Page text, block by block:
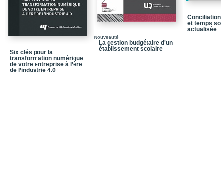
Clé 1 / La personne
Chapitre 1 /
Chapitre 2 / De la
Six clés pour la
transformation numérique
de votre entreprise à l’ère
de l’industrie 4.0
Nouveauté
La gestion budgétaire d'un
établissement scolaire
et temps
actualisée